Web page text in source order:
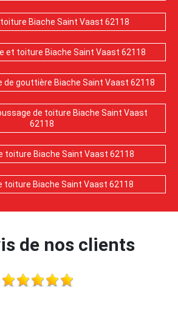
Biache Saint Vaast 62118
et toiture Biache Saint Vaast 62118
de gouttière Biache Saint Vaast 62118
de toiture Biache Saint Vaast
62118
toiture Biache Saint Vaast 62118
toiture Biache Saint Vaast 62118
de nos clients